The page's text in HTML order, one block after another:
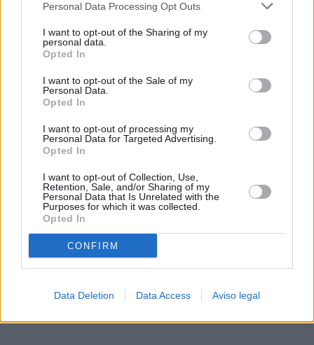
negar su consentimiento. Tenga en cuenta que algún
de su consentimiento, pero usted tiene el derecho de
rechazar tal procesamiento. Sus preferencias se aplicarán
cualquier momento entrando de nuevo en este sitio web o
visitando nuestra política de privacidad.
Personal Data Processing Opt Outs
I want to opt-out of the Sharing of my
personal data.
Opted In
I want to opt-out of the Sale of my
Personal Data.
Opted In
I want to opt-out of processing my
Personal Data for Targeted Advertising.
Opted In
I want to opt-out of Collection, Use,
Retention, Sale, and/or Sharing of my
Personal Data that Is Unrelated with the
Purposes for which it was collected.
Opted In
CONFIRM
Data Deletion Data Access Aviso legal